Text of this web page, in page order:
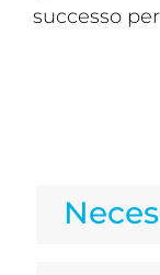
successo